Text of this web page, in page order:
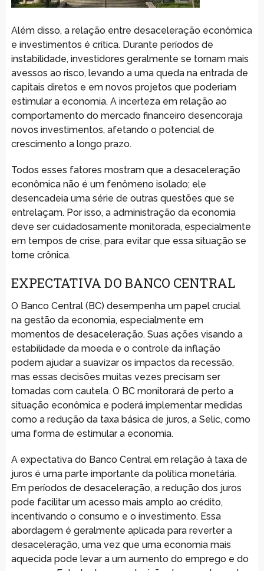
Além disso, a relação entre desaceleração econômica
e investimentos é crítica. Durante períodos de
instabilidade, investidores geralmente se tornam mais
avessos ao risco, levando a uma queda na entrada de
capitais diretos e em novos projetos que poderiam
estimular a economia. A incerteza em relação ao
comportamento do mercado financeiro desencoraja
novos investimentos, afetando o potencial de
crescimento a longo prazo.
Todos esses fatores mostram que a desaceleração
econômica não é um fenômeno isolado; ele
desencadeia uma série de outras questões que se
entrelaçam. Por isso, a administração da economia
deve ser cuidadosamente monitorada, especialmente
em tempos de crise, para evitar que essa situação se
torne crônica.
EXPECTATIVA DO BANCO CENTRAL
O Banco Central (BC) desempenha um papel crucial
na gestão da economia, especialmente em
momentos de desaceleração. Suas ações visando a
estabilidade da moeda e o controle da inflação
podem ajudar a suavizar os impactos da recessão,
mas essas decisões muitas vezes precisam ser
tomadas com cautela. O BC monitorará de perto a
situação econômica e poderá implementar medidas
como a redução da taxa básica de juros, a Selic, como
uma forma de estimular a economia.
A expectativa do Banco Central em relação à taxa de
juros é uma parte importante da política monetária.
Em períodos de desaceleração, a redução dos juros
pode facilitar um acesso mais amplo ao crédito,
incentivando o consumo e o investimento. Essa
abordagem é geralmente aplicada para reverter a
desaceleração, uma vez que uma economia mais
aquecida pode levar a um aumento do emprego e do